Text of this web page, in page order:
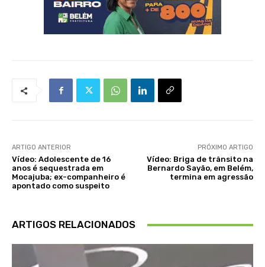
ARTIGO ANTERIOR
Vídeo: Adolescente de 16
anos é sequestrada em
Mocajuba; ex-companheiro é
apontado como suspeito
PRÓXIMO ARTIGO
Vídeo: Briga de trânsito na
Bernardo Sayão, em Belém,
termina em agressão
ARTIGOS RELACIONADOS